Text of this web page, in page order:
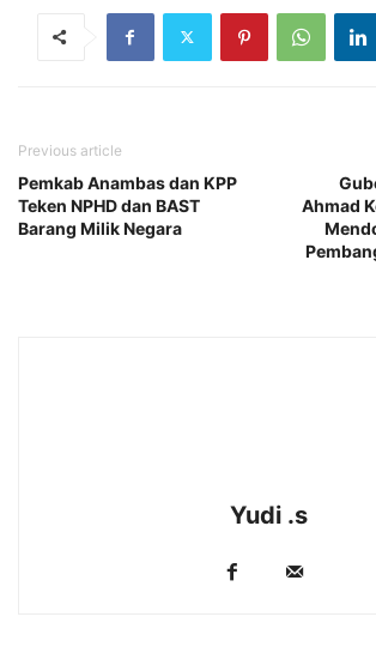
Previous article
Pemkab Anambas dan KPP
Teken NPHD dan BAST
Barang Milik Negara
Ahmad
Yudi .s